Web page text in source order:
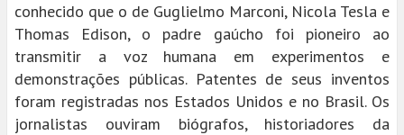
conhecido que o de Guglielmo Marconi, Nicola Tesla e
Thomas Edison, o padre gaúcho foi pioneiro ao
transmitir a voz humana em experimentos e
demonstrações públicas. Patentes de seus inventos
foram registradas nos Estados Unidos e no Brasil. Os
jornalistas ouviram biógrafos, historiadores da